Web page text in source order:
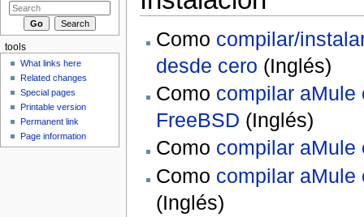
Como compilar/
desde cero (Inglés)
Como compilar aMule
FreeBSD (Inglés)
Como compilar aMule
Como compilar aMule
(Inglés)
tools
What links here
Related changes
Special pages
Printable version
Permanent link
Page information